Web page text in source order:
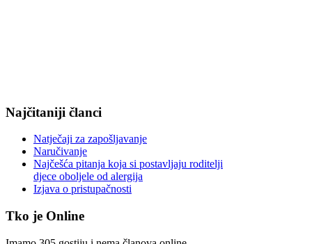
Najčitaniji članci
Natječaji za zapošljavanje
Naručivanje
Najčešća pitanja koja si postavljaju roditelji
djece oboljele od alergija
Izjava o pristupačnosti
Tko je Online